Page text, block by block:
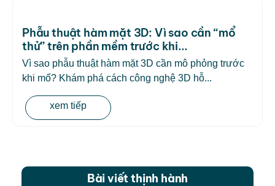
Phẫu thuật hàm mặt 3D: Vì sao cần “mổ
thử” trên phần mềm trước khi...
Vì sao phẫu thuật hàm mặt 3D cần mô phỏng trước
khi mổ? Khám phá cách công nghệ 3D hỗ...
xem tiếp
Bài viết thịnh hành